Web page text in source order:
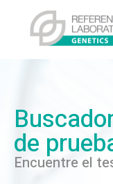
de
Encuentre el